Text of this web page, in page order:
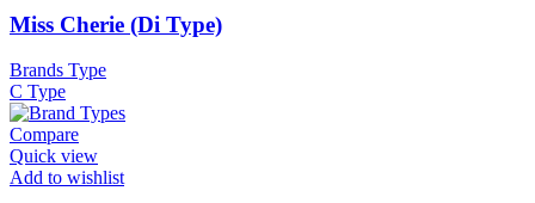
Miss Cherie (Di Type)
Brands Type
C Type
Compare
Quick view
Add to wishlist